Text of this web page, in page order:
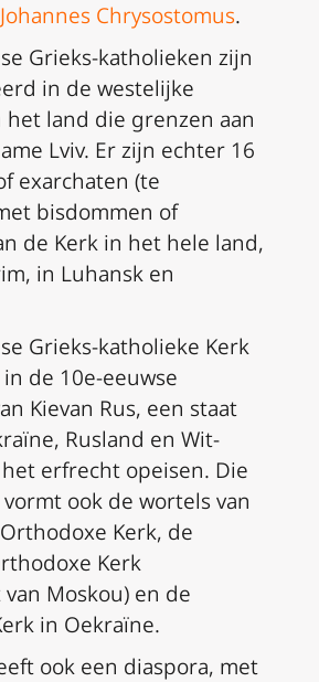
Johannes Chrysostomus.
Grieks-katholieken zijn
in de westelijke
het land die grenzen aan
Lviv. Er zijn echter 16
exarchaten (te
bisdommen of
de Kerk in het hele land,
in Luhansk en
Grieks-katholieke Kerk
de 10e-eeuwse
Kievan Rus, een staat
Rusland en Wit-
erfrecht opeisen. Die
ook de wortels van
Kerk, de
Kerk
Moskou) en de
in Oekraïne.
ook een diaspora, met